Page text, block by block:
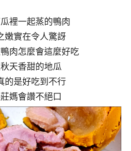
裡一起蒸的鴨肉
嫩實在令人驚訝
肉怎麼會這麼好吃
天香甜的地瓜
的是好吃到不行
媽會讚不絕口